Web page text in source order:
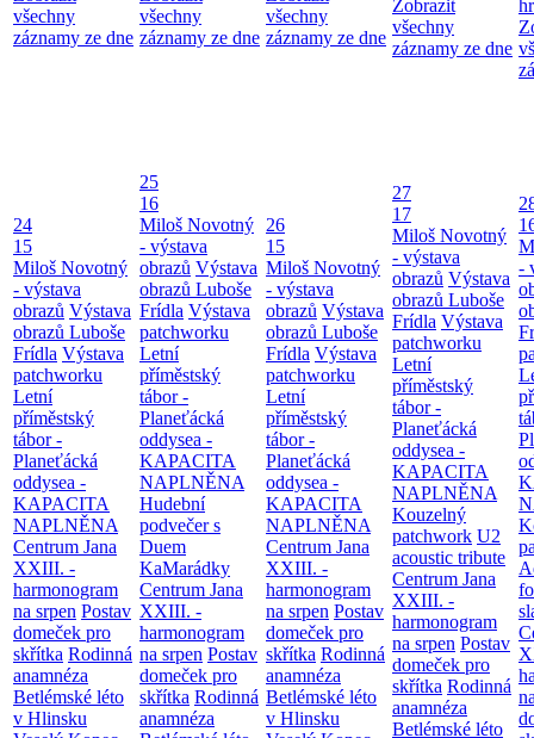
všechny
záznamy ze dne
všechny
záznamy ze dne
všechny
záznamy ze dne
Zobrazit
všechny
záznamy ze dne
24
15
Miloš Novotný
- výstava
obrazů Výstava
obrazů Luboše
Frídla Výstava
patchworku
Letní
příměstský
tábor -
Planeťácká
oddysea -
KAPACITA
NAPLNĚNA
Centrum Jana
XXIII. -
harmonogram
na srpen Postav
domeček pro
skřítka Rodinná
anamnéza
Betlémské léto
v Hlinsku
25
16
Miloš Novotný
- výstava
obrazů Výstava
obrazů Luboše
Frídla Výstava
patchworku
Letní
příměstský
tábor -
Planeťácká
oddysea -
KAPACITA
NAPLNĚNA
Hudební
podvečer s
Duem
KaMarádky
Centrum Jana
XXIII. -
harmonogram
na srpen Postav
domeček pro
skřítka Rodinná
anamnéza
26
15
Miloš Novotný
- výstava
obrazů Výstava
obrazů Luboše
Frídla Výstava
patchworku
Letní
příměstský
tábor -
Planeťácká
oddysea -
KAPACITA
NAPLNĚNA
Centrum Jana
XXIII. -
harmonogram
na srpen Postav
domeček pro
skřítka Rodinná
anamnéza
Betlémské léto
v Hlinsku
27
17
Miloš Novotný
- výstava
obrazů Výstava
obrazů Luboše
Frídla Výstava
patchworku
Letní
příměstský
tábor -
Planeťácká
oddysea -
KAPACITA
NAPLNĚNA
Kouzelný
patchwork U2
acoustic tribute
Centrum Jana
XXIII. -
harmonogram
na srpen Postav
domeček pro
skřítka Rodinná
anamnéza
Betlémské léto
-